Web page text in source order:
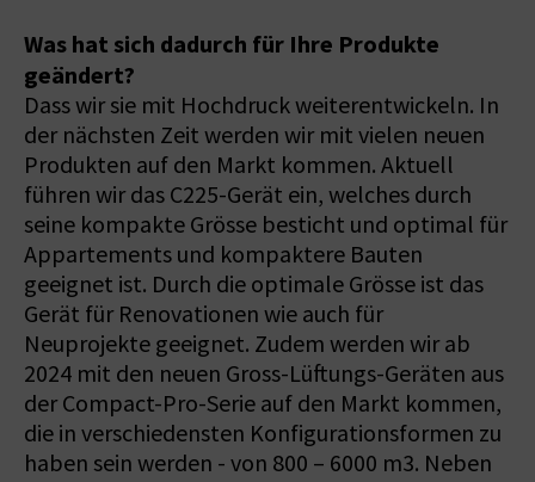
Was hat sich dadurch für Ihre Produkte
geändert?
Dass wir sie mit Hochdruck weiterentwickeln. In
der nächsten Zeit werden wir mit vielen neuen
Produkten auf den Markt kommen. Aktuell
führen wir das C225-Gerät ein, welches durch
seine kompakte Grösse besticht und optimal für
Appartements und kompaktere Bauten
geeignet ist. Durch die optimale Grösse ist das
Gerät für Renovationen wie auch für
Neuprojekte geeignet. Zudem werden wir ab
2024 mit den neuen Gross-Lüftungs-Geräten aus
der Compact-Pro-Serie auf den Markt kommen,
die in verschiedensten Konfigurationsformen zu
haben sein werden - von 800 – 6000 m3. Neben